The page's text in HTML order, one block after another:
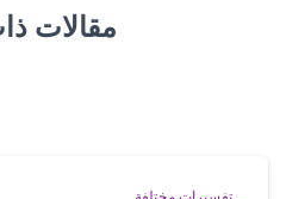
مقالات